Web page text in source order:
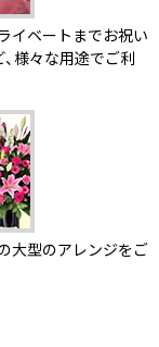
イベートまでお祝い
、様々な用途でご利
大型のアレンジをご